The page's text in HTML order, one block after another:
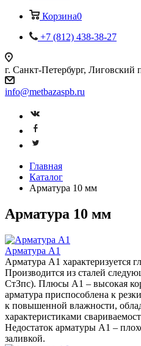
Корзина0
+7 (812) 438-38-27
г. Санкт-Петербург, Лиговский
info@metbazaspb.ru
Главная
Каталог
Арматура 10 мм
Арматура 10 мм
Арматура A1
Арматура А1 характеризуется
Производится из сталей
СтЗпс). Плюсы А1 – высокая
арматура приспособлена к
к повышенной влажности,
характеристиками
Недостаток арматуры А1 –
заливкой.